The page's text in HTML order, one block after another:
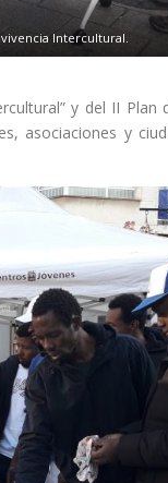
Intercultural.
y del II Plan
asociaciones y